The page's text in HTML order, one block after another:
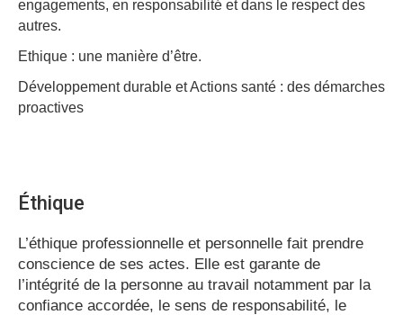
engagements, en responsabilité et dans le respect des
autres.
Ethique : une manière d’être.
Développement durable et Actions santé : des démarches
proactives
Éthique
L’éthique professionnelle et personnelle fait prendre
conscience de ses actes. Elle est garante de
l’intégrité de la personne au travail notamment par la
confiance accordée, le sens de responsabilité, le